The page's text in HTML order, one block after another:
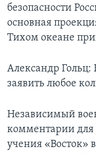
безопасности
основная
Тихом океане
Александр
заявить любое
Независимый
комментарии для
учения «Восток»